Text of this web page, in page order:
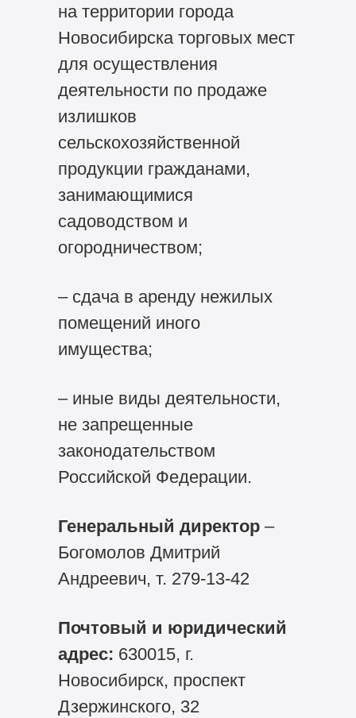
на территории города
Новосибирска торговых мест
для осуществления
деятельности по продаже
излишков
сельскохозяйственной
продукции гражданами,
занимающимися
садоводством и
огородничеством;
– сдача в аренду нежилых
помещений иного
имущества;
– иные виды деятельности,
не запрещенные
законодательством
Российской Федерации.
Генеральный директор–
Богомолов Дмитрий
Андреевич, т. 279-13-42
Почтовый и юридический
адрес: 630015, г.
Новосибирск, проспект
Дзержинского, 32